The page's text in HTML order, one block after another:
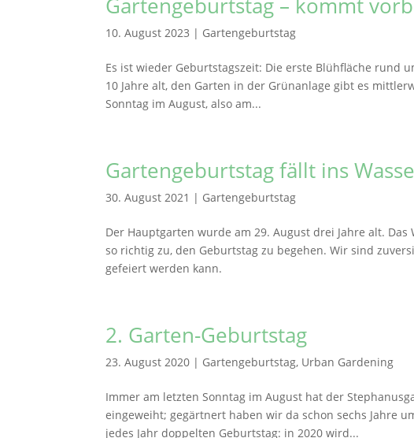
Gartengeburtstag – kommt
10. August 2023 | Gartengeburtstag
Es ist wieder Geburtstagszeit: Die erste Blühfläche rund
10 Jahre alt, den Garten in der Grünanlage gibt es
Sonntag im August, also am...
Gartengeburtstag fällt ins
30. August 2021 | Gartengeburtstag
Der Hauptgarten wurde am 29. August drei Jahre alt.
so richtig zu, den Geburtstag zu begehen. Wir sind
gefeiert werden kann.
2. Garten-Geburtstag
23. August 2020 | Gartengeburtstag, Urban Gardening
Immer am letzten Sonntag im August hat der
eingeweiht; gegärtnert haben wir da schon sechs Jahre
jedes Jahr doppelten Geburtstag: in 2020 wird...